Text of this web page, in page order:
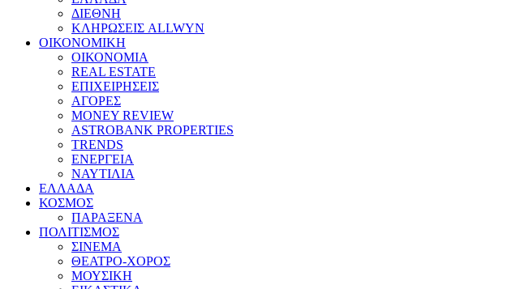
ΔΙΕΘΝΗ
ΚΛΗΡΩΣΕΙΣ ALLWYN
ΟΙΚΟΝΟΜΙΚΗ
ΟΙΚΟΝΟΜΙΑ
REAL ESTATE
ΕΠΙΧΕΙΡΗΣΕΙΣ
ΑΓΟΡΕΣ
MONEY REVIEW
ASTROBANK PROPERTIES
TRENDS
ΕΝΕΡΓΕΙΑ
ΝΑΥΤΙΛΙΑ
ΕΛΛΑΔΑ
ΚΟΣΜΟΣ
ΠΑΡΑΞΕΝΑ
ΠΟΛΙΤΙΣΜΟΣ
ΣΙΝΕΜΑ
ΘΕΑΤΡΟ-ΧΟΡΟΣ
ΜΟΥΣΙΚΗ